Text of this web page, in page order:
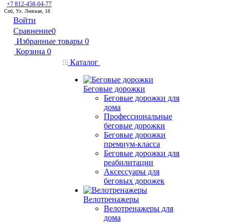
+7 812-458-04-77
Спб, Ул. Ленская, 18
Войти
Сравнение0
Избранные товары 0
Корзина 0
Каталог
Беговые дорожки
Беговые дорожки для
дома
Профессиональные
беговые дорожки
Беговые дорожки
премиум-класса
Беговые дорожки для
реабилитации
Аксессуары для
беговых дорожек
Велотренажеры
Велотренажеры для
дома